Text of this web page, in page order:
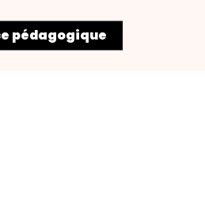
pédagogique